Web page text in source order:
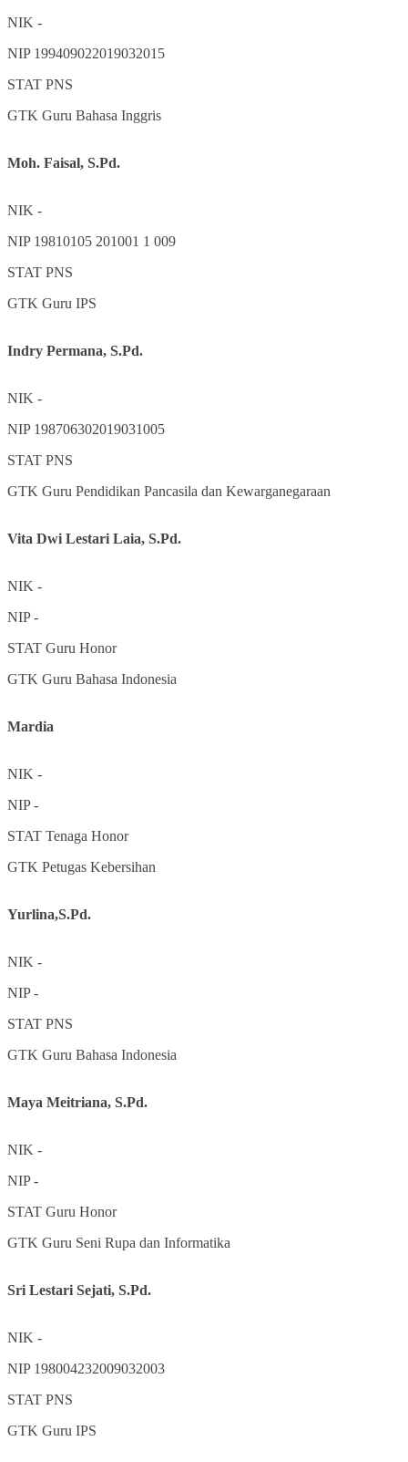
NIK -
NIP 199409022019032015
STAT PNS
GTK Guru Bahasa Inggris
Moh. Faisal, S.Pd.
NIK -
NIP 19810105 201001 1 009
STAT PNS
GTK Guru IPS
Indry Permana, S.Pd.
NIK -
NIP 198706302019031005
STAT PNS
GTK Guru Pendidikan Pancasila dan Kewarganegaraan
Vita Dwi Lestari Laia, S.Pd.
NIK -
NIP-
STAT Guru Honor
GTK Guru Bahasa Indonesia
Mardia
NIK -
NIP-
STAT Tenaga Honor
GTK Petugas Kebersihan
Yurlina,S.Pd.
NIK -
NIP-
STAT PNS
GTK Guru Bahasa Indonesia
Maya Meitriana, S.Pd.
NIK -
NIP-
STAT Guru Honor
GTK Guru Seni Rupa dan Informatika
Sri Lestari Sejati, S.Pd.
NIK -
NIP 198004232009032003
STAT PNS
GTK Guru IPS